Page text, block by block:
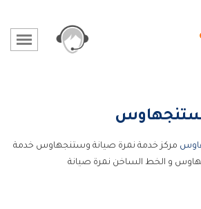
مركز خدمة نمرة صيانة وستنجهاوس خدمة
و الخط الساخن نمرة صيانة